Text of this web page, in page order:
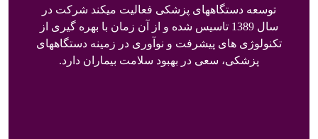
توسعه دستگاههای پزشکی فعالیت میکند شرکت در
سال 1389 تاسیس شده و از آن زمان با بهره گیری از
تکنولوژی های پیشرفت و نوآوری در زمینه دستگاههای
پزشکی، سعی در بهبود سلامت بیماران دارد.